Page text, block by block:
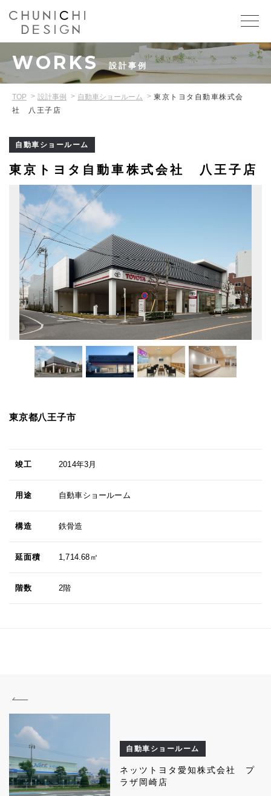
WORKS 設計事例
TOP 設計事例 自動車ショールーム
東京トヨタ自動車株式会
社 八王子店
自動車ショールーム
東京トヨタ自動車株式会社 八王子店
東京都八王子市
竣工 2014年3月
用途 自動車ショールーム
構造 鉄骨造
延面積 1,714.68㎡
階数 2階
自動車ショールーム
ネッツトヨタ愛知株式会社 プ
ラザ岡崎店